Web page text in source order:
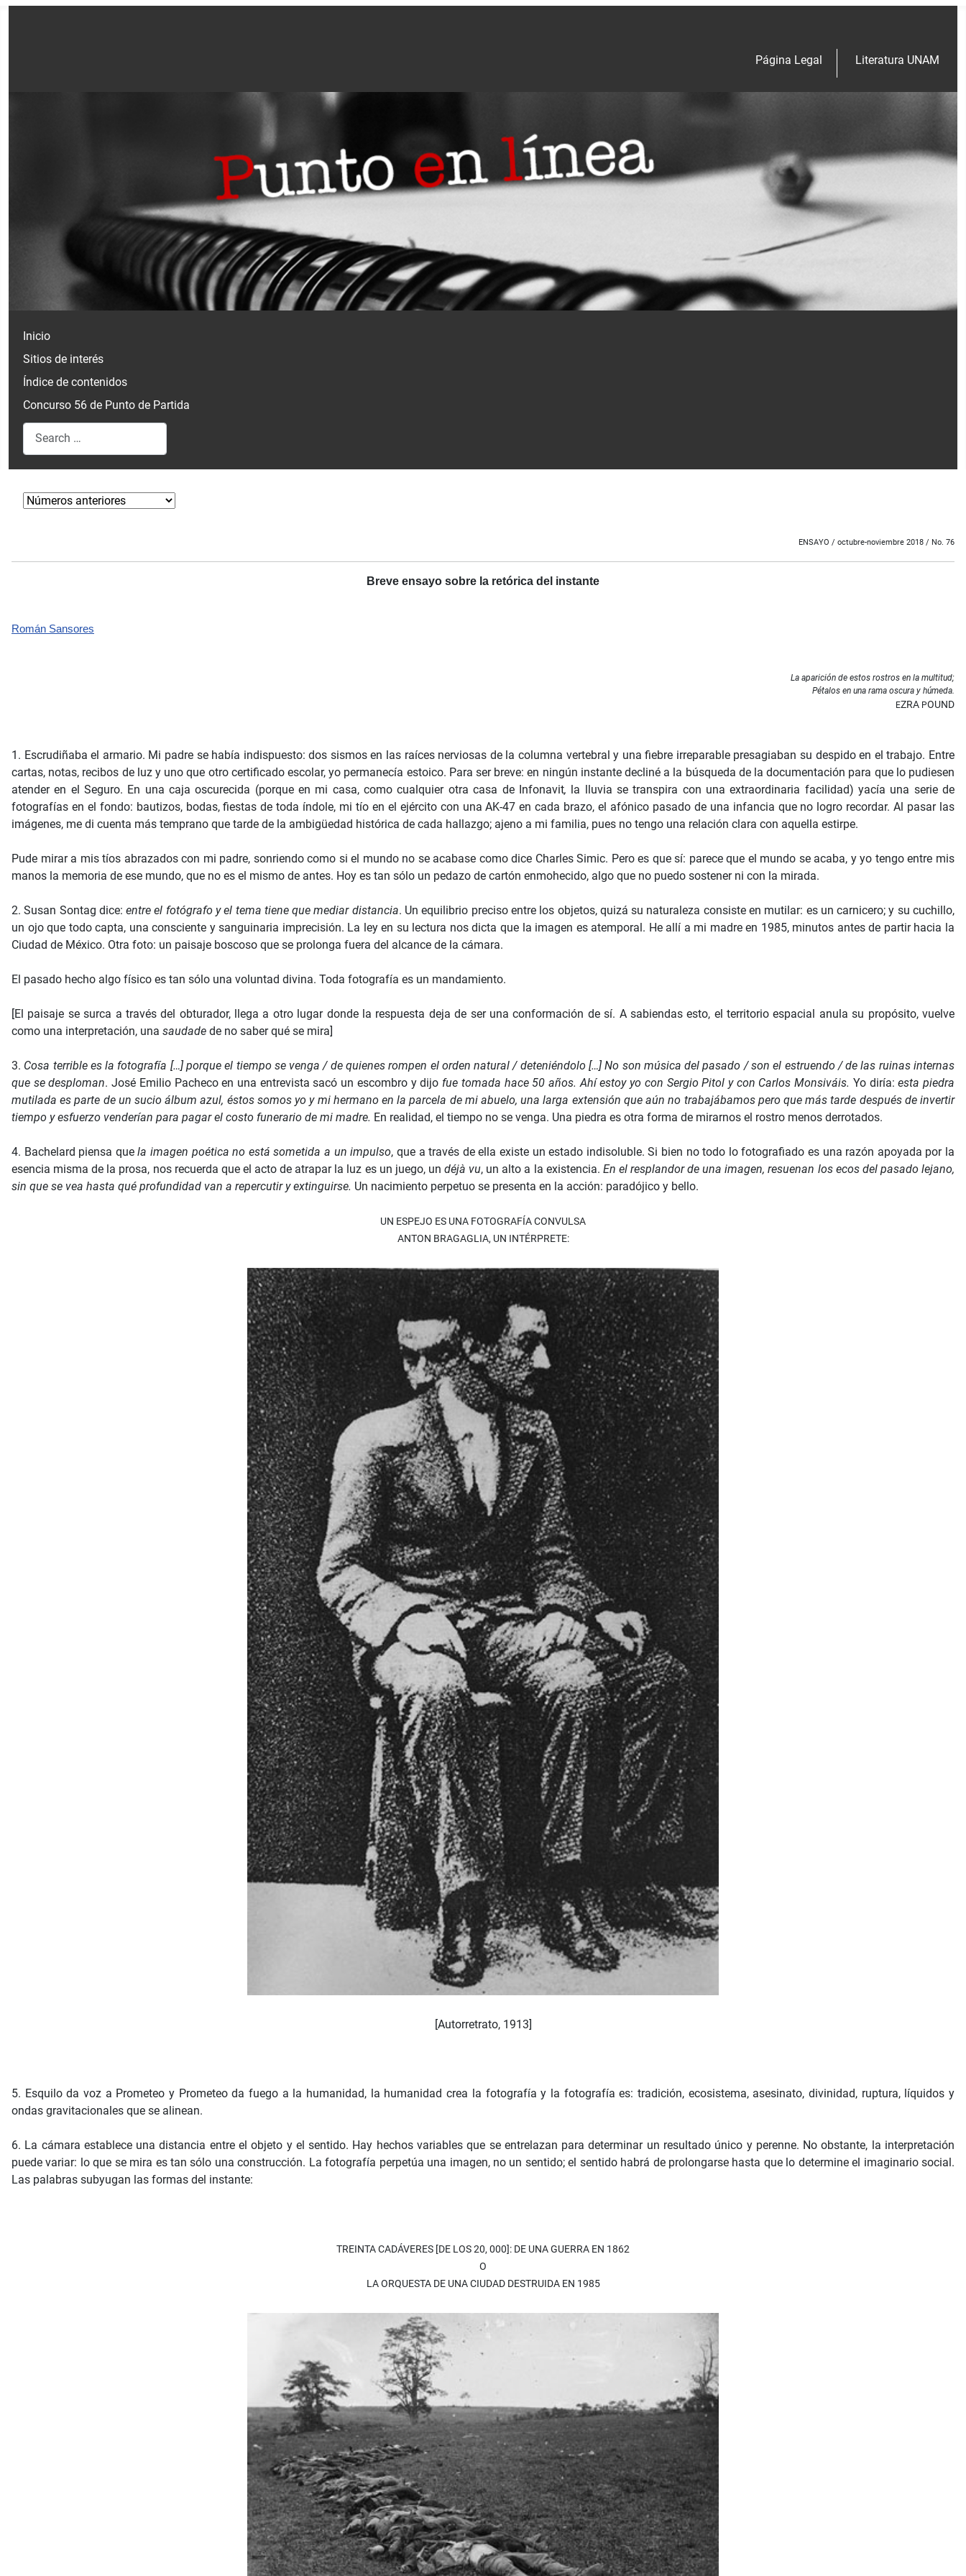
Literatura UNAM
Página Legal
Inicio
Sitios de interés
Índice de contenidos
Concurso 56 de Punto de Partida
Search
ENSAYO / octubre-noviembre 2018 / No. 76
Breve ensayo sobre la retórica del instante
Román Sansores
La aparición de estos rostros en la multitud;
Pétalos en una rama oscura y húmeda.
EZRA POUND
1. Escrudiñaba el armario. Mi padre se había indispuesto: dos sismos en las raíces nerviosas de la columna vertebral y una fiebre irreparable presagiaban su despido en el trabajo. Entre
cartas, notas, recibos de luz y uno que otro certificado escolar, yo permanecía estoico. Para ser breve: en ningún instante decliné a la búsqueda de la documentación para que lo pudiesen
atender en el Seguro. En una caja oscurecida (porque en mi casa, como cualquier otra casa de Infonavit, la lluvia se transpira con una extraordinaria facilidad) yacía una serie de
fotografías en el fondo: bautizos, bodas, fiestas de toda índole, mi tío en el ejército con una AK-47 en cada brazo, el afónico pasado de una infancia que no logro recordar. Al pasar las
imágenes, me di cuenta más temprano que tarde de la ambigüedad histórica de cada hallazgo; ajeno a mi familia, pues no tengo una relación clara con aquella estirpe.
Pude mirar a mis tíos abrazados con mi padre, sonriendo como si el mundo no se acabase como dice Charles Simic. Pero es que sí: parece que el mundo se acaba, y yo tengo entre mis
manos la memoria de ese mundo, que no es el mismo de antes. Hoy es tan sólo un pedazo de cartón enmohecido, algo que no puedo sostener ni con la mirada.
2. Susan Sontag dice:entre el fotógrafo y el tema tiene que mediar distancia. Un equilibrio preciso entre los objetos, quizá su naturaleza consiste en mutilar: es un carnicero; y su cuchillo,
un ojo que todo capta, una consciente y sanguinaria imprecisión. La ley en su lectura nos dicta que la imagen es atemporal. He allí a mi madre en 1985, minutos antes de partir hacia la
Ciudad de México. Otra foto: un paisaje boscoso que se prolonga fuera del alcance de la cámara.
El pasado hecho algo físico es tan sólo una voluntad divina. Toda fotografía es un mandamiento.
[El paisaje se surca a través del obturador, llega a otro lugar donde la respuesta deja de ser una conformación de sí. A sabiendas esto, el territorio espacial anula su propósito, vuelve
como una interpretación, una saudade de no saber qué se mira]
3. Cosa terrible es la fotografía […] porque el tiempo se venga / de quienes rompen el orden natural / deteniéndolo […] No son música del pasado / son el estruendo / de las ruinas internas
que se desploman. José Emilio Pacheco en una entrevista sacó un escombro y dijo fue tomada hace 50 años. Ahí estoy yo con Sergio Pitol y con Carlos Monsiváis. Yo diría:esta piedra
mutilada es parte de un sucio álbum azul, éstos somos yo y mi hermano en la parcela de mi abuelo, una larga extensión que aún no trabajábamos pero que más tarde después de invertir
tiempo y esfuerzo venderían para pagar el costo funerario de mi madre. En realidad, el tiempo no se venga. Una piedra es otra forma de mirarnos el rostro menos derrotados.
4. Bachelard piensa quela imagen poética no está sometida a un impulso, que a través de ella existe un estado indisoluble. Si bien no todo lo fotografiado es una razón apoyada por la
esencia misma de la prosa, nos recuerda que el acto de atrapar la luz es un juego, un déjà vu, un alto a la existencia. En el resplandor de una imagen, resuenan los ecos del pasado lejano,
sin que se vea hasta qué profundidad van a repercutir y extinguirse. Un nacimiento perpetuo se presenta en la acción: paradójico y bello.
UN ESPEJO ES UNA FOTOGRAFÍA CONVULSA
ANTON BRAGAGLIA, UN INTÉRPRETE:
[Autorretrato, 1913]
5. Esquilo da voz a Prometeo y Prometeo da fuego a la humanidad, la humanidad crea la fotografía y la fotografía es: tradición, ecosistema, asesinato, divinidad, ruptura, líquidos y
ondas gravitacionales que se alinean.
6. La cámara establece una distancia entre el objeto y el sentido. Hay hechos variables que se entrelazan para determinar un resultado único y perenne. No obstante, la interpretación
puede variar: lo que se mira es tan sólo una construcción. La fotografía perpetúa una imagen, no un sentido; el sentido habrá de prolongarse hasta que lo determine el imaginario social.
Las palabras subyugan las formas del instante:
TREINTA CADÁVERES [DE LOS 20, 000]: DE UNA GUERRA EN 1862
O
LA ORQUESTA DE UNA CIUDAD DESTRUIDA EN 1985